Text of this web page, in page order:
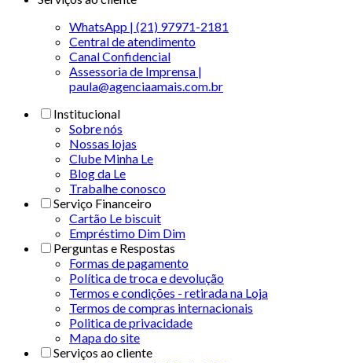
WhatsApp | (21) 97971-2181
Central de atendimento
Canal Confidencial
Assessoria de Imprensa |
paula@agenciaamais.com.br
Institucional
Sobre nós
Nossas lojas
Clube Minha Le
Blog da Le
Trabalhe conosco
Serviço Financeiro
Cartão Le biscuit
Empréstimo Dim Dim
Perguntas e Respostas
Formas de pagamento
Política de troca e devolução
Termos e condições - retirada na Loja
Termos de compras internacionais
Politica de privacidade
Mapa do site
Serviços ao cliente